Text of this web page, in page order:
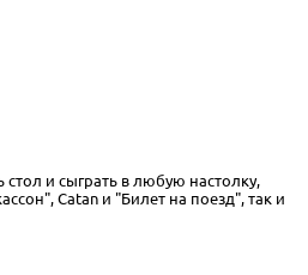
и сыграть в любую настолку,
Catan и "Билет на поезд", так и